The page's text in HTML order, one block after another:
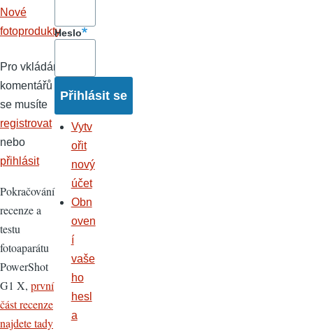
Nové
fotoprodukty
Pro vkládání
komentářů
se musíte
registrovat
nebo
přihlásit
Pokračování
recenze a
testu
fotoaparátu
PowerShot
G1 X, první
část recenze
najdete tady
Heslo
Vytv
ořit
nový
účet
Obn
oven
í
vaše
ho
hesl
a